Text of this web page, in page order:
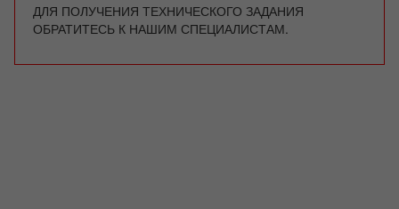
ДЛЯ ПОЛУЧЕНИЯ ТЕХНИЧЕСКОГО ЗАДАНИЯ
ОБРАТИТЕСЬ К НАШИМ СПЕЦИАЛИСТАМ.